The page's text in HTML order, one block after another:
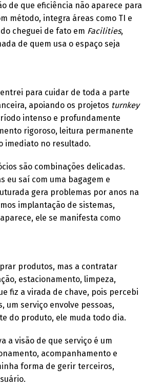
de que eficiência não aparece para
método, integra áreas como TI e
cheguei de fato em Facilities,
de quem usa o espaço seja
para cuidar de toda a parte
apoiando os projetos turnkey
intenso e profundamente
rigoroso, leitura permanente
imediato no resultado.
são combinações delicadas.
eu saí com uma bagagem e
gera problemas por anos na
implantação de sistemas,
ele se manifesta como
produtos, mas a contratar
estacionamento, limpeza,
fiz a virada de chave, pois percebi
um serviço envolve pessoas,
do produto, ele muda todo dia.
a visão de que serviço é um
acompanhamento e
forma de gerir terceiros,